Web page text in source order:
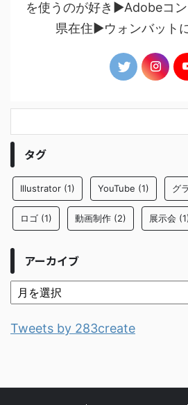
を使うのが好き▶︎Adobeコ
県在住▶︎ウォンバット
タグ
Illustrator (1) YouTube (1) グ
ロゴ (1) 動画制作 (2) 展示会
アーカイブ
Tweets by 283create